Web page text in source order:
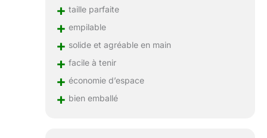
+ taille parfaite
+ empilable
+ solide et agréable en main
+ facile à tenir
+ économie d’espace
+ bien emballé